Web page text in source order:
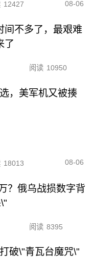
12427 08-06
间不多了，最艰难
了
阅读 10950
，美军机又被揍
18013 08-06
？俄乌战损数字背
阅读 8395
破\"青瓦台魔咒\"